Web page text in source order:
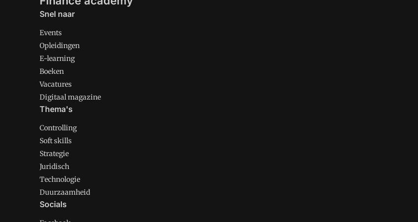
Snel naar
Events
Opleidingen
E-learning
Boeken
Vacatures
Digitaal magazine
Thema's
Controlling
Soft skills
Strategie
Juridisch
Technologie
Duurzaamheid
Socials